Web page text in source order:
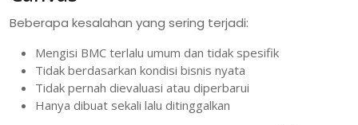
Beberapa kesalahan yang sering terjadi:
Mengisi BMC terlalu umum dan tidak spesifik
Tidak berdasarkan kondisi bisnis nyata
Tidak pernah dievaluasi atau diperbarui
Hanya dibuat sekali lalu ditinggalkan